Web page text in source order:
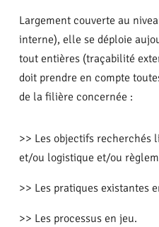
Largement couverte au
interne), elle se déploie
tout entières (traçabilité
doit prendre en compte
de la filière concernée :
>> Les objectifs recherchés
et/ou logistique et/ou
>> Les pratiques existantes
>> Les processus en jeu.